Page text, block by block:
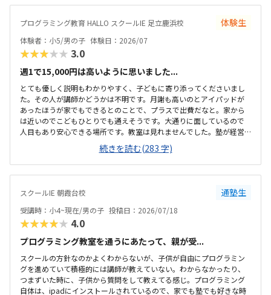
プログラミング教育 HALLO スクールIE 足立鹿浜校 体験生
体験者：小5/男の子 体験日：2026/07
★★★★★ 3.0
週1で15,000円は高いように思いました...
とても優しく説明もわかりやすく、子どもに寄り添ってくださいまし
た。その人が講師かどうかは不明です。月謝も高いのとアイパッドが
あったほうが家でもできるとのことで、プラスで出費だなと。家から
は近いのでこどもひとりでも通えそうです。大通りに面しているので
人目もあり安心できる場所です。教室は見れませんでした。塾が経営
しているとのことで塾の方の教室は少し覗けました。建物自体が古い
感じでした。週1で15,000円は高いように思いました。もう少し回数を
増やしてもらうか、下げてもらえると助かります。説明してくれた方
はとても説明がわかりやすく、こどもに寄り添ってくださいました。
続きを読む(283 字)
スクールIE 朝霞台校 通塾生
受講時：小4~現在/男の子 投稿日：2026/07/18
★★★★★ 4.0
プログラミング教室を通うにあたって、親が受...
スクールの方針なのかよくわからないが、子供が自由にプログラミン
グを進めていて積極的には講師が教えていない。わからなかったり、
つまずいた時に、子供から質問をして教えてる感じ。プログラミング
自体は、ipadにインストールされているので、家でも塾でも好きな時